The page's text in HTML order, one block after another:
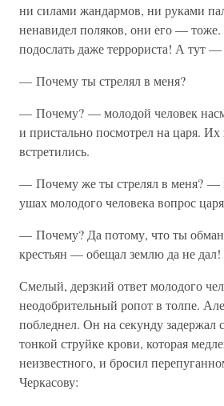
ни силами жандармов, ни руками
ненавидел поляков, они его —
подослать даже террориста! А тут
— Почему ты стрелял в меня?
— Почему? — молодой человек
и пристально посмотрел на царя. Их
встретились.
— Почему же ты стрелял в меня? —
ушах молодого человека вопрос
— Почему? Да потому, что ты
крестьян — обещал землю да не дал!
Смелый, дерзкий ответ молодого
неодобрительный ропот в толпе.
побледнел. Он на секунду задержал
тонкой струйке крови, которая
неизвестного, и бросил
Черкасову: